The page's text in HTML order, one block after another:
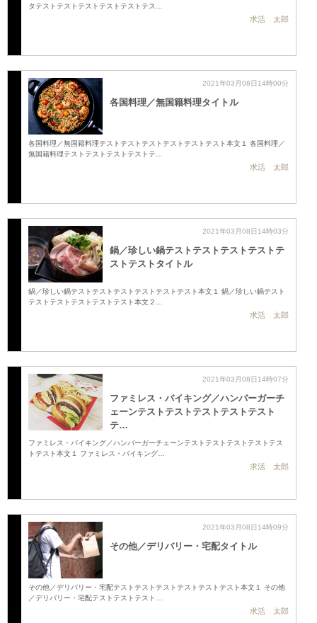
タテストテストテストテストテストテス…
求活 太郎
2021年03月08日14時00分
各国料理／無国籍料理タイトル
各国料理／無国籍料理テストテストテストテストテストテスト本文１ 各国料理／
無国籍料理テストテストテストテストテ…
求活 太郎
2021年03月08日14時03分
鍋／珍しい鍋テストテストテストテストテ
ストテストタイトル
鍋／珍しい鍋テストテストテストテストテストテスト本文１ 鍋／珍しい鍋テスト
テストテストテストテストテスト本文２…
求活 太郎
2021年03月08日14時07分
ファミレス・バイキング／ハンバーガーチ
ェーンテストテストテストテストテスト
テ…
ファミレス・バイキング／ハンバーガーチェーンテストテストテストテストテス
トテスト本文１ ファミレス・バイキング…
求活 太郎
2021年03月08日14時09分
その他／デリバリー・宅配タイトル
その他／デリバリー・宅配テストテストテストテストテストテスト本文１ その他
／デリバリー・宅配テストテストテスト…
求活 太郎